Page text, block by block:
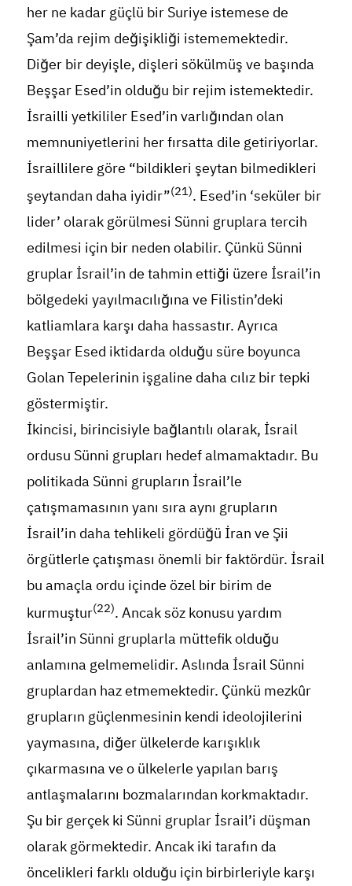
her ne kadar güçlü bir Suriye istemese de
Şam’da rejim değişikliği istememektedir.
Diğer bir deyişle, dişleri sökülmüş ve başında
Beşşar Esed’in olduğu bir rejim istemektedir.
İsrailli yetkililer Esed’in varlığından olan
memnuniyetlerini her fırsatta dile getiriyorlar.
İsraillilere göre “bildikleri şeytan bilmedikleri
şeytandan daha iyidir”(21). Esed’in ‘seküler bir
lider’ olarak görülmesi Sünni gruplara tercih
edilmesi için bir neden olabilir. Çünkü Sünni
gruplar İsrail’in de tahmin ettiği üzere İsrail’in
bölgedeki yayılmacılığına ve Filistin’deki
katliamlara karşı daha hassastır. Ayrıca
Beşşar Esed iktidarda olduğu süre boyunca
Golan Tepelerinin işgaline daha cılız bir tepki
göstermiştir.
İkincisi, birincisiyle bağlantılı olarak, İsrail
ordusu Sünni grupları hedef almamaktadır. Bu
politikada Sünni grupların İsrail’le
çatışmamasının yanı sıra aynı grupların
İsrail’in daha tehlikeli gördüğü İran ve Şii
örgütlerle çatışması önemli bir faktördür. İsrail
bu amaçla ordu içinde özel bir birim de
kurmuştur(22). Ancak söz konusu yardım
İsrail’in Sünni gruplarla müttefik olduğu
anlamına gelmemelidir. Aslında İsrail Sünni
gruplardan haz etmemektedir. Çünkü mezkûr
grupların güçlenmesinin kendi ideolojilerini
yaymasına, diğer ülkelerde karışıklık
çıkarmasına ve o ülkelerle yapılan barış
antlaşmalarını bozmalarından korkmaktadır.
Şu bir gerçek ki Sünni gruplar İsrail’i düşman
olarak görmektedir. Ancak iki tarafın da
öncelikleri farklı olduğu için birbirleriyle karşı